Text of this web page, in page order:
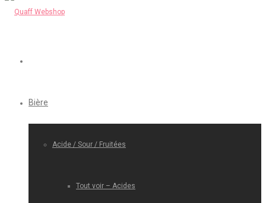
Bière
Acide / Sour / Fruitées
Tout voir – Acides